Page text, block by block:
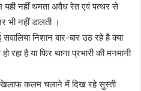
यही नहीं थमता अवैध रेत एवं पत्थर से
भी नहीं डालती ।
निशान बार-बार उठ रहे है क्या
रहा है या फिर थाना प्रभारी की मनमानी
कलम चलाने में दिख रहे सुस्ती